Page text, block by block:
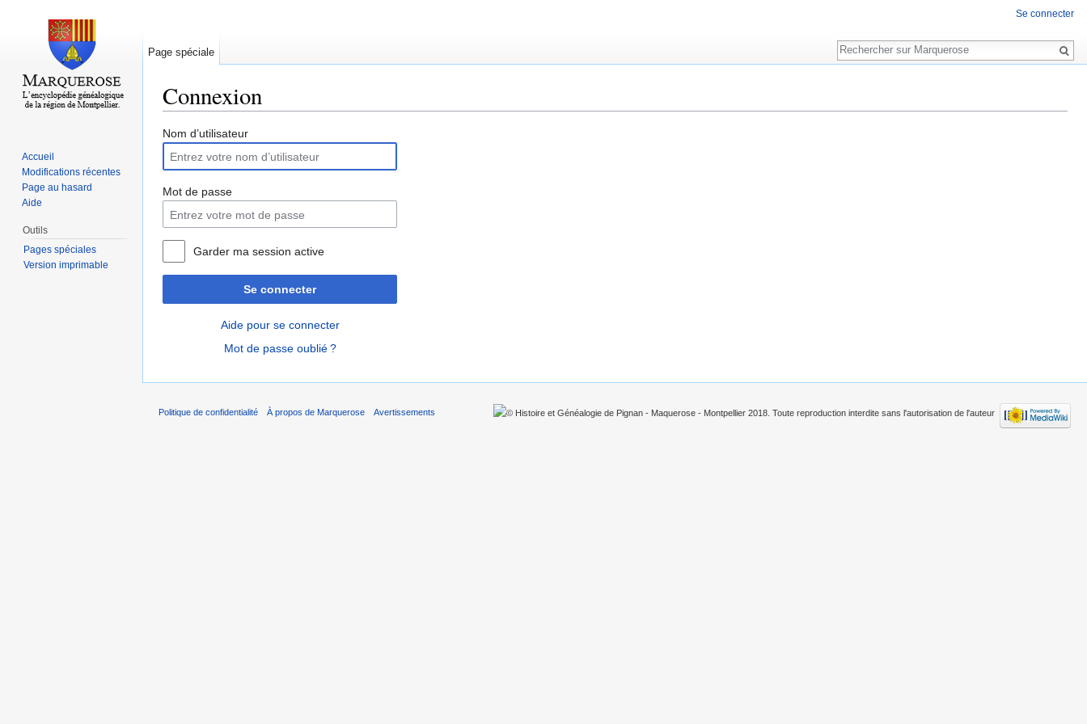
Connexion
Nom d’utilisateur
Mot de passe
Garder ma session active
Se connecter
Aide pour se connecter
Mot de passe oublié ?
Se connecter
Page spéciale
Rechercher
Accueil
Modifications récentes
Page au hasard
Aide
Outils
Pages spéciales
Version imprimable
Politique de confidentialité À propos de Marquerose Avertissements